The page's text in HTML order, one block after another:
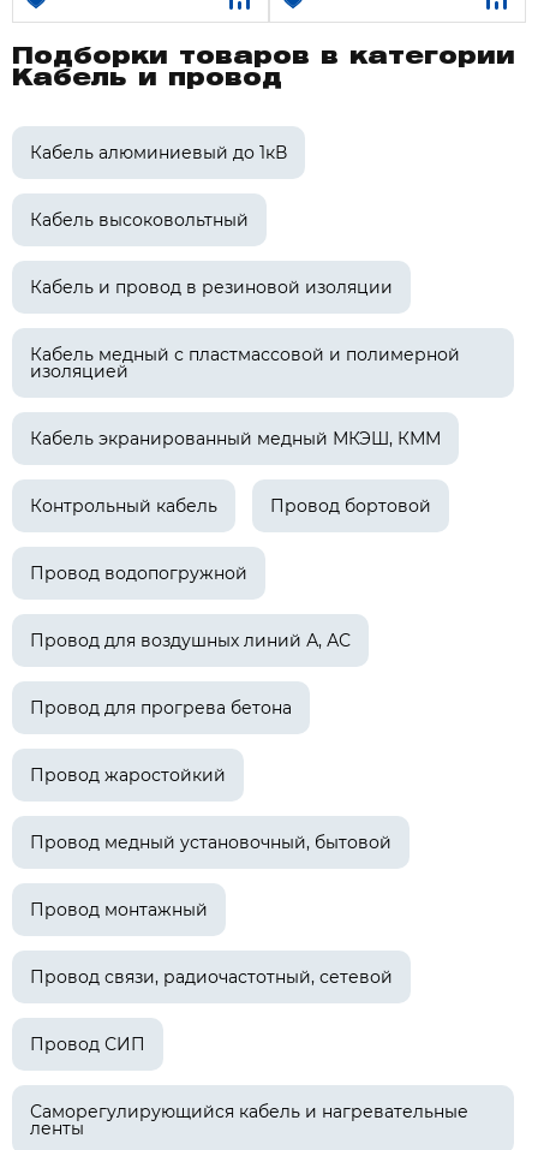
Подборки товаров в категории
Кабель и провод
Кабель алюминиевый до 1кВ
Кабель высоковольтный
Кабель и провод в резиновой изоляции
Кабель медный с пластмассовой и полимерной
изоляцией
Кабель экранированный медный МКЭШ, КММ
Контрольный кабель Провод бортовой
Провод водопогружной
Провод для воздушных линий А, АС
Провод для прогрева бетона
Провод жаростойкий
Провод медный установочный, бытовой
Провод монтажный
Провод связи, радиочастотный, сетевой
Провод СИП
Саморегулирующийся кабель и нагревательные
ленты